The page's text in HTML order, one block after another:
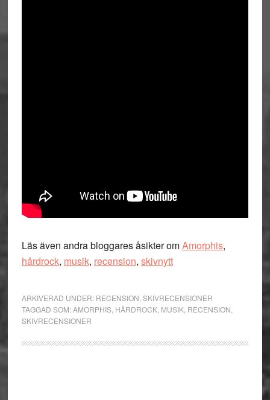
Läs även andra bloggares åsikter omAmorphis,
hårdrock, musik, recension, skivnytt
ARKIVERAD UNDER: RECENSION SKIVRECENSIONER
TAGGAD SOM:AMORPHIS, HÅRDROCK, MUSIK, RECENSION
SKIVRECENSIONER